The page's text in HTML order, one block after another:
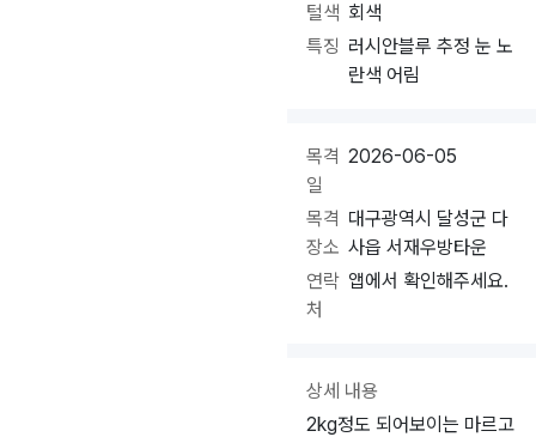
털색 회색
특징 러시안블루 추정 눈 노
란색 어림
목격
일
2026-06-05
목격
장소
대구광역시 달성군 다
사읍 서재우방타운
연락
처
앱에서 확인해주세요.
상세 내용
2kg정도 되어보이는 마르고